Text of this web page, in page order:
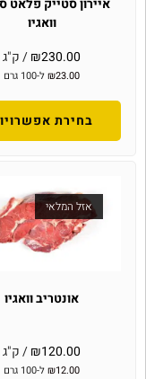
וואגיו
₪230.00 / ק"ג
₪23.00 ל-100 גרם
בחירת
אזל המלאי
אונטריב וואגיו
₪120.00 / ק"ג
₪12.00 ל-100 גרם